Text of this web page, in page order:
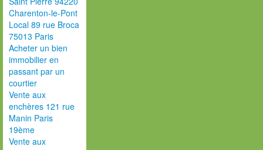
Charenton-le-Pont
Local 89 rue Broca
75013 Paris
Acheter un bien
immobilier en
passant par un
courtier
Vente aux
enchères 121 rue
Manin Paris
19ème
Vente aux